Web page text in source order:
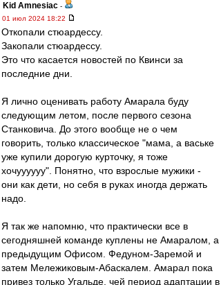
Kid Amnesiac -
01 июл 2024 18:22
Откопали стюардессу.
Закопали стюардессу.
Это что касается новостей по Квинси за
последние дни.
Я лично оценивать работу Амарала буду
следующим летом, после первого сезона
Станковича. До этого вообще не о чем
говорить, только классическое "мама, а ваське
уже купили дорогую курточку, я тоже
хочуууууу". Понятно, что взрослые мужики -
они как дети, но себя в руках иногда держать
надо.
Я так же напомню, что практически все в
сегодняшней команде куплены не Амаралом, а
предыдущим Офисом. Федуном-Заремой и
затем Мележиковым-Абаскалем. Амарал пока
привез только Угальде, чей период адаптации в